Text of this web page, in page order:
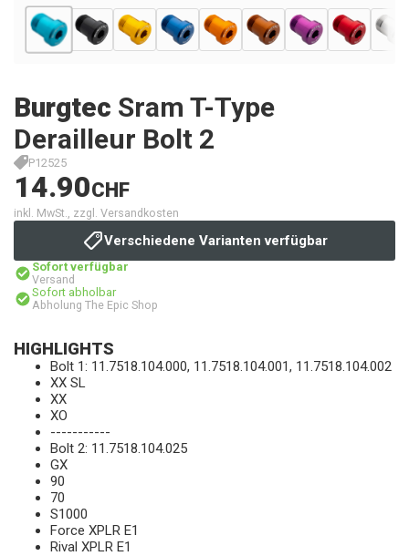
Burgtec Sram T-Type
Derailleur Bolt 2
P12525
14.90CHF
inkl. MwSt., zzgl. Versandkosten
Verschiedene Varianten verfügbar
Sofort verfügbar
Versand
Sofort abholbar
Abholung The Epic Shop
HIGHLIGHTS
Bolt 1: 11.7518.104.000, 11.7518.104.001, 11.7518.104.002
XX SL
XX
XO
-----------
Bolt 2: 11.7518.104.025
GX
90
70
S1000
Force XPLR E1
Rival XPLR E1